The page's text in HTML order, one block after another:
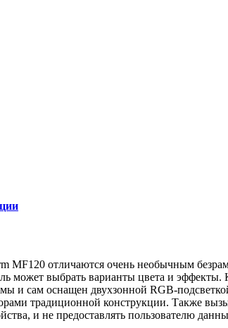
MF120 отличаются очень необычным
может выбрать варианты цвета и
и сам оснащен двухзонной RGB-
традиционной конструкции. Также
и не предоставлять пользователю